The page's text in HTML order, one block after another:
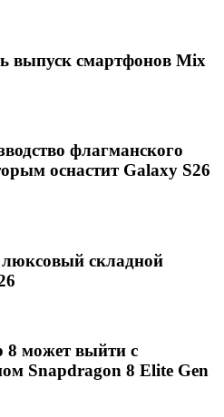
выпуск смартфонов Mix
флагманского
оснастит Galaxy S26
люксовый складной
8 может выйти с
Snapdragon 8 Elite Gen